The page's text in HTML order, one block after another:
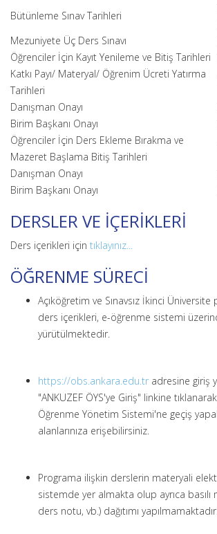
Bütünleme Sınav Tarihleri
Mezuniyete Üç Ders Sınavı
Öğrenciler İçin Kayıt Yenileme ve Bitiş Tarihleri
Katkı Payı/ Materyal/ Öğrenim Ücreti Yatırma
Tarihleri
Danışman Onayı
Birim Başkanı Onayı
Öğrenciler İçin Ders Ekleme Bırakma ve
Mazeret Başlama Bitiş Tarihleri
Danışman Onayı
Birim Başkanı Onayı
DERSLER VE İÇERİKLERİ
Ders içerikleri için tıklayınız...
ÖĞRENME SÜRECİ
Açıköğretim ve Sınavsız İkinci Üniversite
ders içerikleri, e-öğrenme sistemi
yürütülmektedir.
https://obs.ankara.edu.tr adresine giriş
"ANKUZEF ÖYS'ye Giriş" linkine
Öğrenme Yönetim Sistemi'ne geçiş
alanlarınıza erişebilirsiniz.
Programa ilişkin derslerin materyali
sistemde yer almakta olup ayrıca basılı
ders notu, vb.) dağıtımı